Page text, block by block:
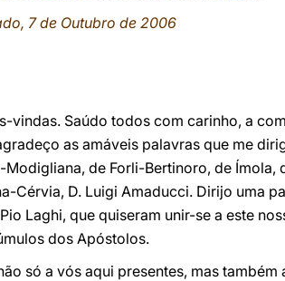
7 de Outubro de 2006
vindas. Saúdo todos com carinho, a
as amáveis palavras que me
de Forli-Bertinoro, de Ímola,
Cérvia, D. Luigi Amaducci. Dirijo uma
Laghi, que quiseram unir-se a este
dos Apóstolos.
só a vós aqui presentes, mas também